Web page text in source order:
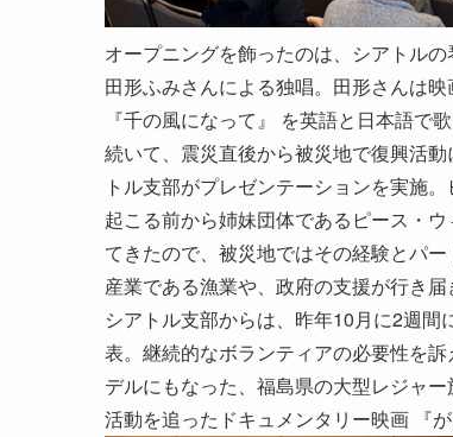
オープニングを飾ったのは、シアトル
田形ふみさんによる独唱。田形さんは
『千の風になって』 を英語と日本語で
続いて、震災直後から被災地で復興活
トル支部がプレゼンテーションを実施
起こる前から姉妹団体であるピース・
てきたので、被災地ではその経験とパ
産業である漁業や、政府の支援が行き
シアトル支部からは、昨年10月に2週
表。継続的なボランティアの必要性を
デルにもなった、福島県の大型レジャ
活動を追ったドキュメンタリー映画 『